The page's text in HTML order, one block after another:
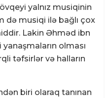
yalnız musiqinin
də musiqi ilə bağlı çox
Lakin Əhməd ibn
olması
təfsirlər və halların
biri olaraq tanınan